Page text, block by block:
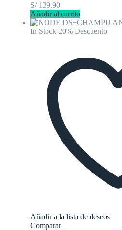
S/139.90
Añadir al carrito
In Stock-20% Descuento
Añadir a la lista de deseos
Comparar